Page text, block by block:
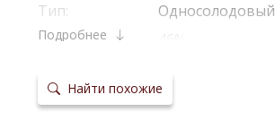
Тип:
Односолодовый
Крепость:
бочках:
Температура
сервировки:
20-22 °С
Подробнее
Найти похожие